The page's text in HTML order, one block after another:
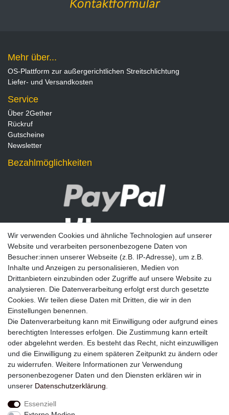
Mehr über...
OS-Plattform zur außergerichtlichen Streitschlichtung
Liefer- und Versandkosten
Service
Über 2Gether
Rückruf
Gutscheine
Newsletter
Bezahlmöglichkeiten
Newsletter
E-MAIL **
Einwilligung kann ich jederzeit widerrufen.**
Abonnieren
Wir verwenden Cookies und ähnliche Technologien auf unserer
Website und verarbeiten personenbezogene Daten von
Besucher:innen unserer Webseite (z.B. IP-Adresse), um z.B.
Inhalte und Anzeigen zu personalisieren, Medien von
Drittanbietern einzubinden oder Zugriffe auf unsere Website zu
analysieren. Die Datenverarbeitung erfolgt erst durch gesetzte
Cookies. Wir teilen diese Daten mit Dritten, die wir in den
Einstellungen benennen.
Die Datenverarbeitung kann mit Einwilligung oder aufgrund eines
berechtigten Interesses erfolgen. Die Zustimmung kann erteilt
oder abgelehnt werden. Es besteht das Recht, nicht einzuwilligen
und die Einwilligung zu einem späteren Zeitpunkt zu ändern oder
zu widerrufen. Weitere Informationen zur Verwendung
personenbezogener Daten und den Diensten erklären wir in
unserer Daten­schutz­erklärung
Essenziell